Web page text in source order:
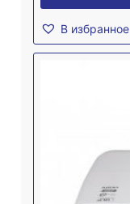
В избранное